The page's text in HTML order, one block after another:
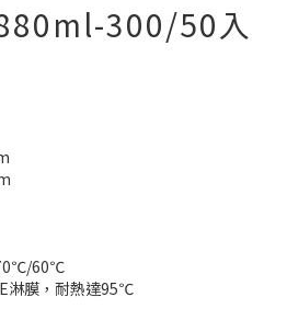
300/50入
70℃/60℃
淋膜，耐熱達95℃